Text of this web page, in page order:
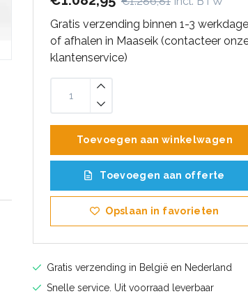
Gratis verzending binnen 1-3
of afhalen in Maaseik (contacteer
klantenservice)
Toevoegen aan winkelwagen
Toevoegen aan offerte
Opslaan in favorieten
Gratis verzending in België en Nederland
Snelle service. Uit voorraad leverbaar